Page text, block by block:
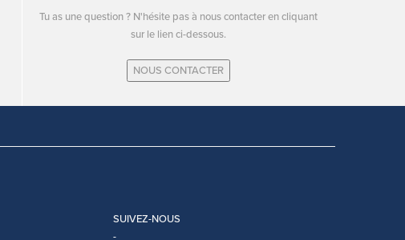
Tu as une question ? N'hésite pas à nous contacter en cliquant
sur le lien ci-dessous.
NOUS CONTACTER
SUIVEZ-NOUS